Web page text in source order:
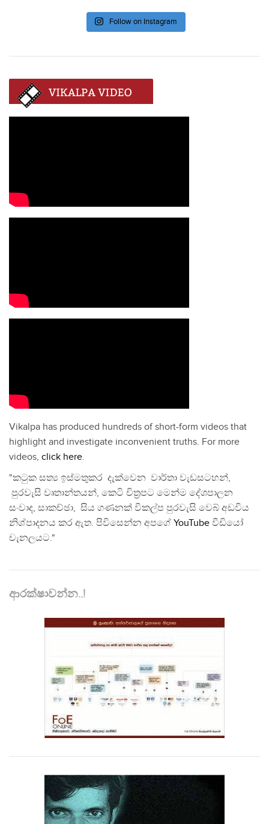
Follow on Instagram
Vikalpa has produced hundreds of short-form videos that
highlight and investigate inconvenient truths. For more
videos, click here.
"කටුක සත්‍ය ඉස්මතුකර දැක්වෙන වාර්තා වැඩසටහන්,
පුරවැසි වෘතාන්තයන්, කෙටි චිත්‍රපට මෙන්ම දේශපාලන
සංවාද, සාකච්ඡා, සිය ගණනක් විකල්ප පුරවැසි වෙබ් අඩවිය
නිශ්පාදනය කර ඇත. පිවිසෙන්න අපගේ YouTube වීඩියෝ
චැනලයට."
ආරක්ෂාවන්න..!